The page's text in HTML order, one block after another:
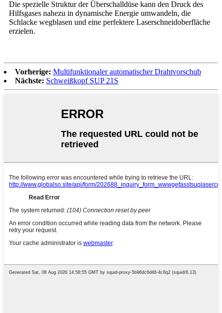
Die spezielle Struktur der Überschalldüse kann den Druck des
Hilfsgases nahezu in dynamische Energie umwandeln, die
Schlacke wegblasen und eine perfektere Laserschneidoberfläche
erzielen.
Vorherige: Multifunktionaler automatischer Drahtvorschub
Nächste: Schweißkopf SUP 21S